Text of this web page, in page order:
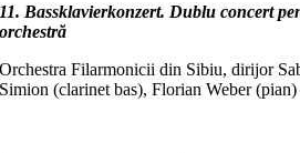
11. Bassklavierkonzert. Dublu concert
orchestră
Orchestra Filarmonicii din Sibiu, dirijor
Simion (clarinet bas), Florian Weber (pian)